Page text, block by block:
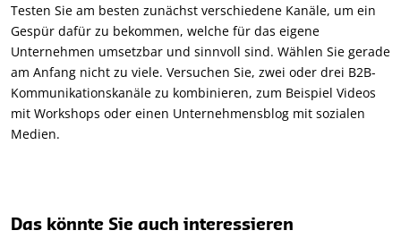
Testen Sie am besten zunächst verschiedene Kanäle, um ein
Gespür dafür zu bekommen, welche für das eigene
Unternehmen umsetzbar und sinnvoll sind. Wählen Sie gerade
am Anfang nicht zu viele. Versuchen Sie, zwei oder drei B2B-
Kommunikationskanäle zu kombinieren, zum Beispiel Videos
mit Workshops oder einen Unternehmensblog mit sozialen
Medien.
Das könnte Sie auch interessieren